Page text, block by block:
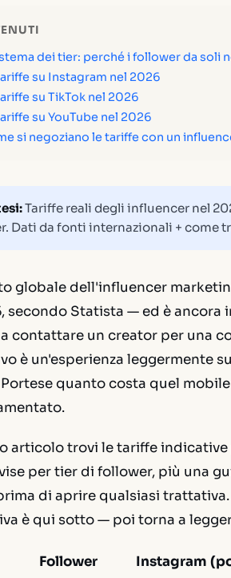
dei tier: perché i follower da soli
su Instagram nel 2026
su TikTok nel 2026
su YouTube nel 2026
si negoziano le tariffe con un
Tariffe reali degli influencer nel
Dati da fonti internazionali + come
globale dell'influencer
secondo Statista — ed è ancora
contattare un creator per una
è un'esperienza leggermente
quanto costa quel
articolo trovi le tariffe indicative
per tier di follower, più una
di aprire qualsiasi
è qui sotto — poi torna a
Follower Instagram